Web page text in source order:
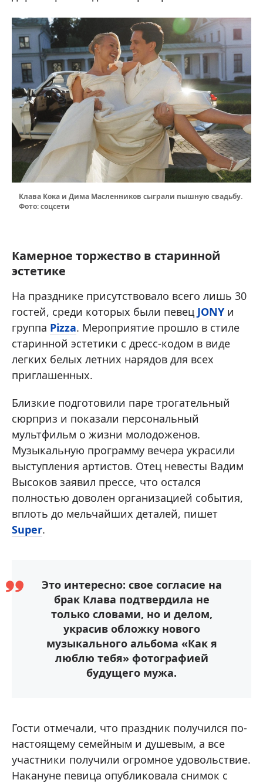
Клава Кока и Дима Масленников сыграли пышную свадьбу.
Фото: соцсети
Камерное торжество в старинной
эстетике
На празднике присутствовало всего лишь 30
гостей, среди которых были певец JONY и
группа Pizza. Мероприятие прошло в стиле
старинной эстетики с дресс-кодом в виде
легких белых летних нарядов для всех
приглашенных.
Близкие подготовили паре трогательный
сюрприз и показали персональный
мультфильм о жизни молодоженов.
Музыкальную программу вечера украсили
выступления артистов. Отец невесты Вадим
Высоков заявил прессе, что остался
полностью доволен организацией события,
вплоть до мельчайших деталей, пишет
Super.
Это интересно: свое согласие на
брак Клава подтвердила не
только словами, но и делом,
украсив обложку нового
музыкального альбома «Как я
люблю тебя» фотографией
будущего мужа.
Гости отмечали, что праздник получился по-
настоящему семейным и душевым, а все
участники получили огромное удовольствие.
Накануне певица опубликовала снимок с